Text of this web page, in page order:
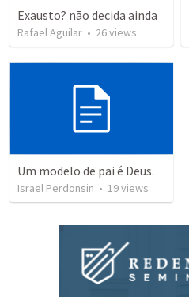
Exausto? não decida ainda
Rafael Aguilar • 26views
Um modelo de pai é Deus.
Israel Perdonsin • 19views